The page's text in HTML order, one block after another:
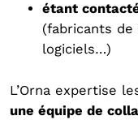
étant
(fabricants
logiciels…)
L’Orna expertise
une équipe de